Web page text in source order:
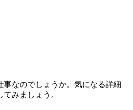
事なのでしょうか。気になる詳細
みましょう。